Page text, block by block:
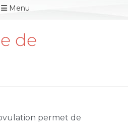
Menu
de
permet de